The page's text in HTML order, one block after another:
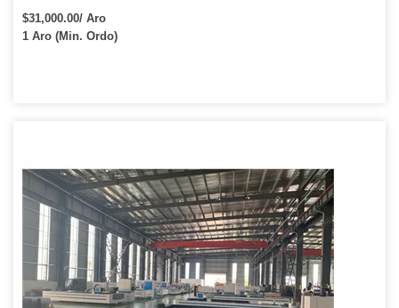
$31,000.00/ Aro
1 Aro (Min. Ordo)